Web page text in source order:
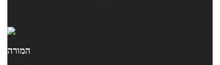
ומקנה חוויית לימוד חיובית. אני ממליצה בחום על גיל, ואני בטוחה
המורה